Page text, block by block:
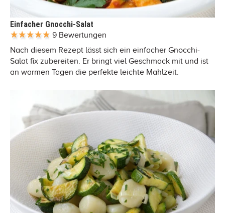
Einfacher Gnocchi-Salat
9 Bewertungen
Nach diesem Rezept lässt sich ein einfacher Gnocchi-
Salat fix zubereiten. Er bringt viel Geschmack mit und ist
an warmen Tagen die perfekte leichte Mahlzeit.